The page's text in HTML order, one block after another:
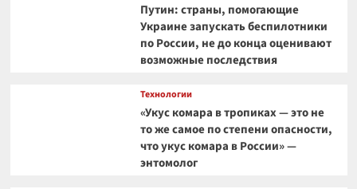
Путин: страны, помогающие
Украине запускать беспилотники
по России, не до конца оценивают
возможные последствия
Технологии
«Укус комара в тропиках — это не
то же самое по степени опасности,
что укус комара в России» —
энтомолог